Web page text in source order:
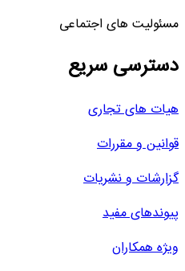
مسئولیت های اجتماعی
دسترسی سریع
هیات های تجاری
قوانین و مقررات
گزارشات و نشریات
پیوندهای مفید
ویژه همکاران